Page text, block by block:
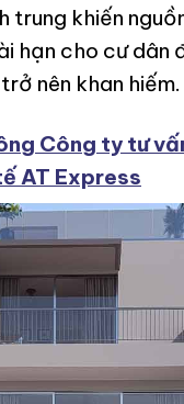
trung khiến
hạn cho cư dân
nên khan hiếm.
Công ty tư
AT Express